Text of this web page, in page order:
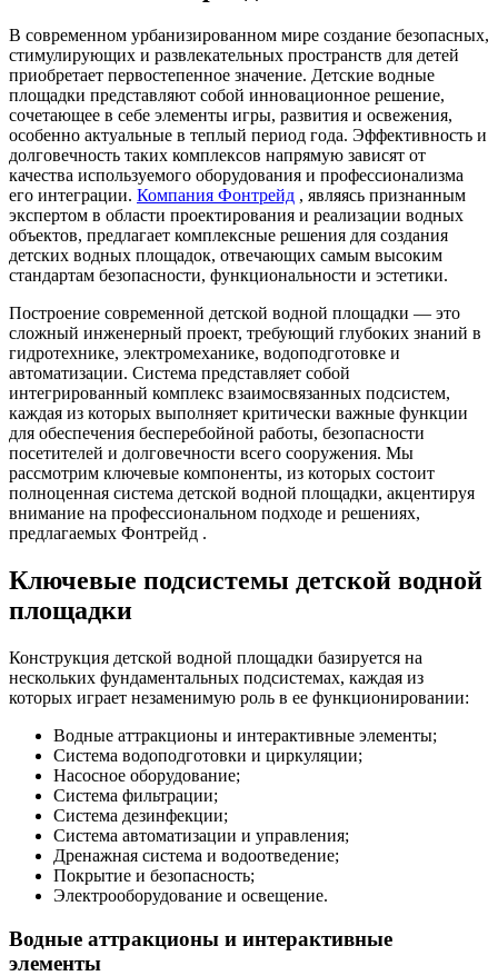
В современном урбанизированном мире создание безопасных,
стимулирующих и развлекательных пространств для детей
приобретает первостепенное значение. Детские водные
площадки представляют собой инновационное решение,
сочетающее в себе элементы игры, развития и освежения,
особенно актуальные в теплый период года. Эффективность и
долговечность таких комплексов напрямую зависят от
качества используемого оборудования и профессионализма
его интеграции. Компания Фонтрейд , являясь признанным
экспертом в области проектирования и реализации водных
объектов, предлагает комплексные решения для создания
детских водных площадок, отвечающих самым высоким
стандартам безопасности, функциональности и эстетики.
Построение современной детской водной площадки — это
сложный инженерный проект, требующий глубоких знаний в
гидротехнике, электромеханике, водоподготовке и
автоматизации. Система представляет собой
интегрированный комплекс взаимосвязанных подсистем,
каждая из которых выполняет критически важные функции
для обеспечения бесперебойной работы, безопасности
посетителей и долговечности всего сооружения. Мы
рассмотрим ключевые компоненты, из которых состоит
полноценная система детской водной площадки, акцентируя
внимание на профессиональном подходе и решениях,
предлагаемых Фонтрейд .
Ключевые подсистемы детской водной
площадки
Конструкция детской водной площадки базируется на
нескольких фундаментальных подсистемах, каждая из
которых играет незаменимую роль в ее функционировании:
Водные аттракционы и интерактивные элементы;
Система водоподготовки и циркуляции;
Насосное оборудование;
Система фильтрации;
Система дезинфекции;
Система автоматизации и управления;
Дренажная система и водоотведение;
Покрытие и безопасность;
Электрооборудование и освещение.
Водные аттракционы и интерактивные
элементы